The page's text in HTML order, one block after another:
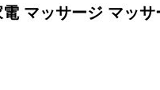
マッサージ マッ